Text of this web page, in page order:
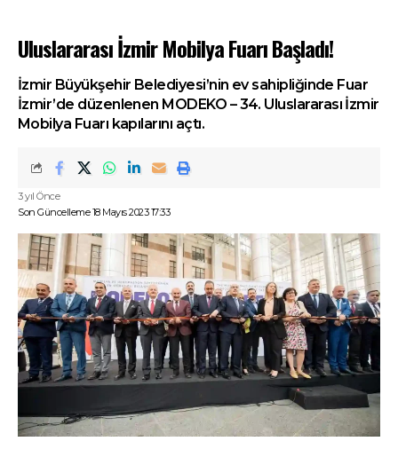
Uluslararası İzmir Mobilya Fuarı Başladı!
İzmir Büyükşehir Belediyesi’nin ev sahipliğinde Fuar
İzmir’de düzenlenen MODEKO – 34. Uluslararası İzmir
Mobilya Fuarı kapılarını açtı.
Son Güncelleme 18 Mayıs 2023 17:33
3 yıl Önce